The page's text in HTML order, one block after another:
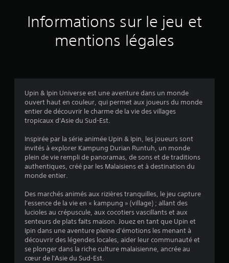
u
i
o
s
Informations sur le jeu et
mentions légales
Upin & Ipin Universe est une aventure dans un monde
ouvert haut en couleur, qui permet aux joueurs du monde
entier de découvrir le charme de la vie des villages
tropicaux d'Asie du Sud-Est.
Inspirée par la série animée Upin & Ipin, les joueurs sont
invités à explorer Kampung Durian Runtuh, un monde
plein de vie rempli de panoramas, de sons et de traditions
authentiques, créé par les Malaisiens et à destination du
monde entier.
Des marchés animés aux rizières tranquilles, le jeu capture
l'essence de la vie en « kampung » (village) ; allant des
lucioles au crépuscule, aux cocotiers vascillants et aux
senteurs de plats faits maison. Jouez en tant que Upin et
Ipin dans une aventure pleine d'émotions les menant à
découvrir des légendes locales, aider leur communauté et
se plonger dans la riche culture malaisienne, ancrée au
cœur de l'Asie du Sud-Est.